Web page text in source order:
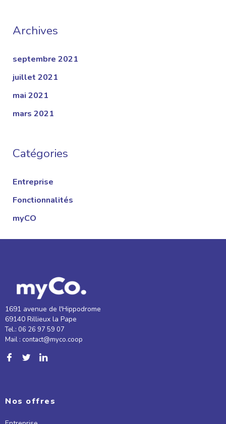
Archives
septembre 2021
juillet 2021
mai 2021
mars 2021
Catégories
Entreprise
Fonctionnalités
myCO
1691 avenue de l'Hippodrome
69140 Rillieux la Pape
Tel.: 06 26 97 59 07
Mail : contact@myco.coop
Nos offres